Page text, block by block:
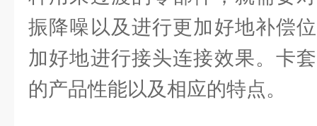
振降噪以及进行更加好地补偿
加好地进行接头连接效果。卡
的产品性能以及相应的特点。